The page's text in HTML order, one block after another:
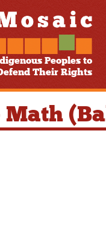
Peoples to
Their Rights
Math